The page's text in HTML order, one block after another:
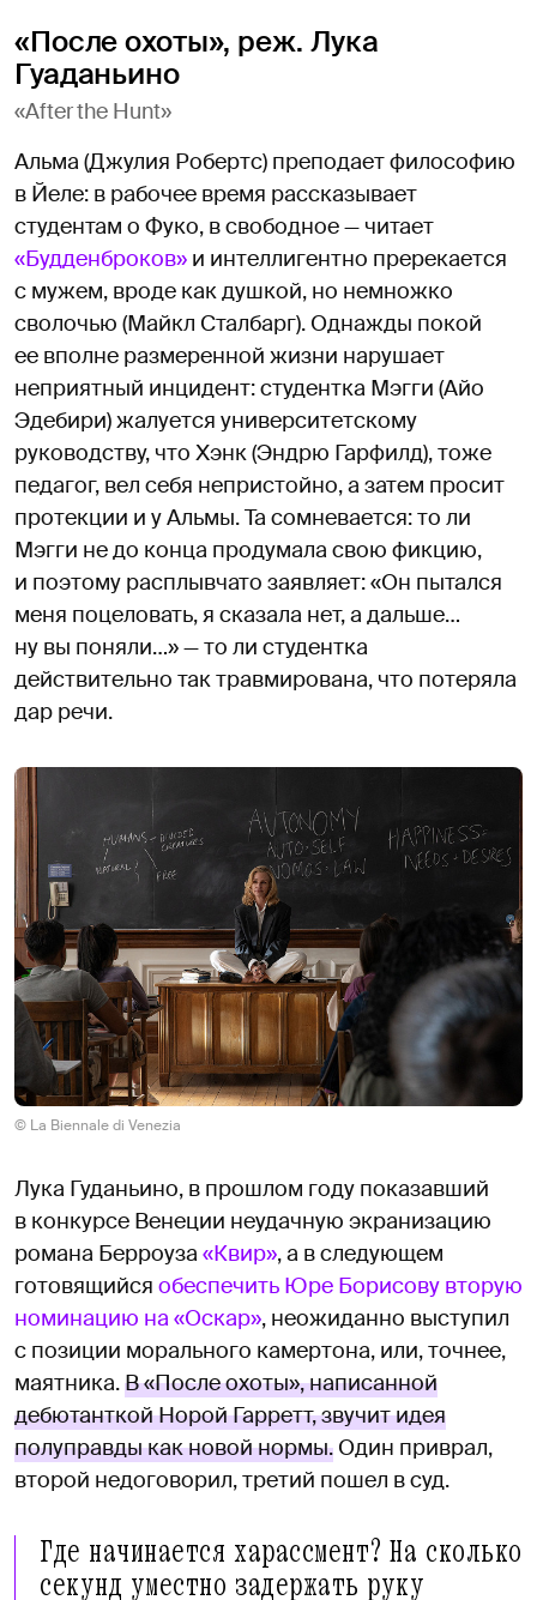
«После охоты», реж. Лука
Гуаданьино
«After the Hunt»
Альма (Джулия Робертс) преподает философию
в Йеле: в рабочее время рассказывает
студентам о Фуко, в свободное — читает
«Будденброков» и интеллигентно пререкается
с мужем, вроде как душкой, но немножко
сволочью (Майкл Сталбарг). Однажды покой
ее вполне размеренной жизни нарушает
неприятный инцидент: студентка Мэгги (Айо
Эдебири) жалуется университетскому
руководству, что Хэнк (Эндрю Гарфилд), тоже
педагог, вел себя непристойно, а затем просит
протекции и у Альмы. Та сомневается: то ли
Мэгги не до конца продумала свою фикцию,
и поэтому расплывчато заявляет: «Он пытался
меня поцеловать, я сказала нет, а дальше…
ну вы поняли…» — то ли студентка
действительно так травмирована, что потеряла
дар речи.
© La Biennale di Venezia
Лука Гуданьино, в прошлом году показавший
в конкурсе Венеции неудачную экранизацию
романа Берроуза «Квир», а в следующем
готовящийся обеспечить Юре Борисову вторую
номинацию на «Оскар», неожиданно выступил
с позиции морального камертона, или, точнее,
маятника.В «После охоты», написанной
дебютанткой Норой Гарретт, звучит идея
полуправды как новой нормы. Один приврал,
второй недоговорил, третий пошел в суд.
Где начинается харассмент? На сколько
секунд уместно задержать руку